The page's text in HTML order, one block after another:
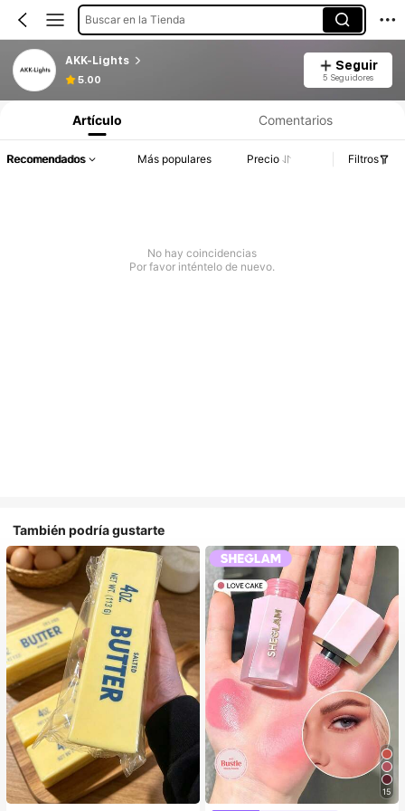
Buscar en la Tienda
AKK-Lights
5.00
Seguir
5 Seguidores
Artículo Comentarios
Recomendados Más populares Precio Filtros
No hay coincidencias
Por favor inténtelo de nuevo.
También podría gustarte
15